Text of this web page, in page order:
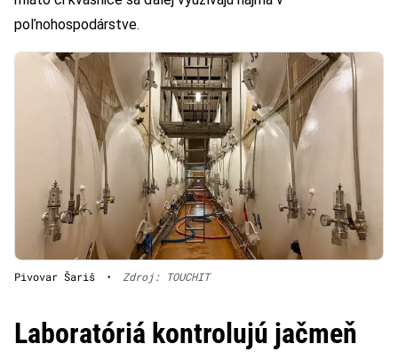
poľnohospodárstve.
Pivovar Šariš • Zdroj: TOUCHIT
Laboratóriá kontrolujú jačmeň